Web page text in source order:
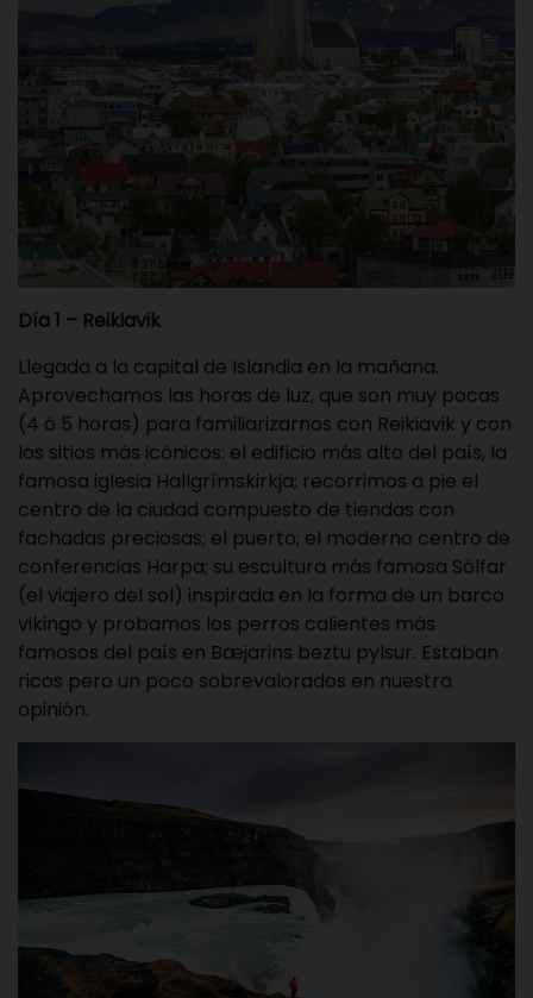
Día 1 – Reikiavik
Llegada a la capital de Islandia en la mañana.
Aprovechamos las horas de luz, que son muy pocas
(4 ó 5 horas) para familiarizarnos con Reikiavik y con
los sitios más icónicos: el edificio más alto del país, la
famosa iglesia Hallgrímskirkja; recorrimos a pie el
centro de la ciudad compuesto de tiendas con
fachadas preciosas; el puerto; el moderno centro de
conferencias Harpa; su escultura más famosa Sólfar
(el viajero del sol) inspirada en la forma de un barco
vikingo y probamos los perros calientes más
famosos del país en Bæjarins beztu pylsur. Estaban
ricos pero un poco sobrevalorados en nuestra
opinión.